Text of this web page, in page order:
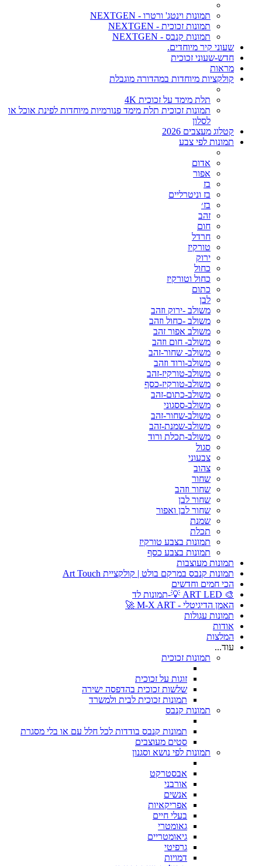
תמונות וינטג' ורטרו - NEXTGEN
תמונות זכוכית - NEXTGEN
תמונות קנבס - NEXTGEN
שעוני קיר מיוחדים.
חדש-שעוני זכוכית
מראות
קולקציות מיוחדות במהדורה מוגבלת
תלת מימד על זכוכית 4K
תמונות זכוכית תלת מימד פנורמיות מיוחדות לפינת אוכל או
לסלון
קטלוג מעצבים 2026
תמונות לפי צבע
אדום
אפור
בז
בז וניטרליים
בז׳
זהב
חום
חרדל
טורקיז
ירוק
כחול
כחול וטורקיז
כתום
לבן
משולב -ירוק וזהב
משולב -כחול וזהב
משולב אפור זהב
משולב- חום וזהב
משולב- שחור-זהב
משולב-ורוד וזהב
משולב-טורקיז-זהב
משולב-טורקיז-כסף
משולב-כתום-זהב
משולב-ססגוני
משולב-שחור-זהב
משולב-שמנת-זהב
משולב-תכלת ורוד
סגול
צבעוני
צהוב
שחור
שחור וזהב
שחור לבן
שחור לבן ואפור
שמנת
תכלת
תמונות בצבע טורקיז
תמונות בצבע כסף
תמונות מעוצבות
תמונות קנבס במרקם בולט | קולקציית Art Touch
הכי חמים וחדשים
🎨 ART LED 💡-תמונות לד
האמן הדיגיטלי - M-X ART 🚀
תמונות עגולות
אודות
המלצות
עוד...
תמונות זכוכית
זוגות על זכוכית
שלשות זכוכית בהדפסה ישירה
תמונות זכוכית לבית ולמשרד
תמונות קנבס
תמונות קנבס בודדות לכל חלל עם או בלי מסגרת
סטים מעוצבים
תמונות לפי נושא וסגנון
אבסטרקט
אורבני
אנשים
אפריקאיות
בעלי חיים
גאומטרי
גיאומטריים
גרפיטי
דמויות